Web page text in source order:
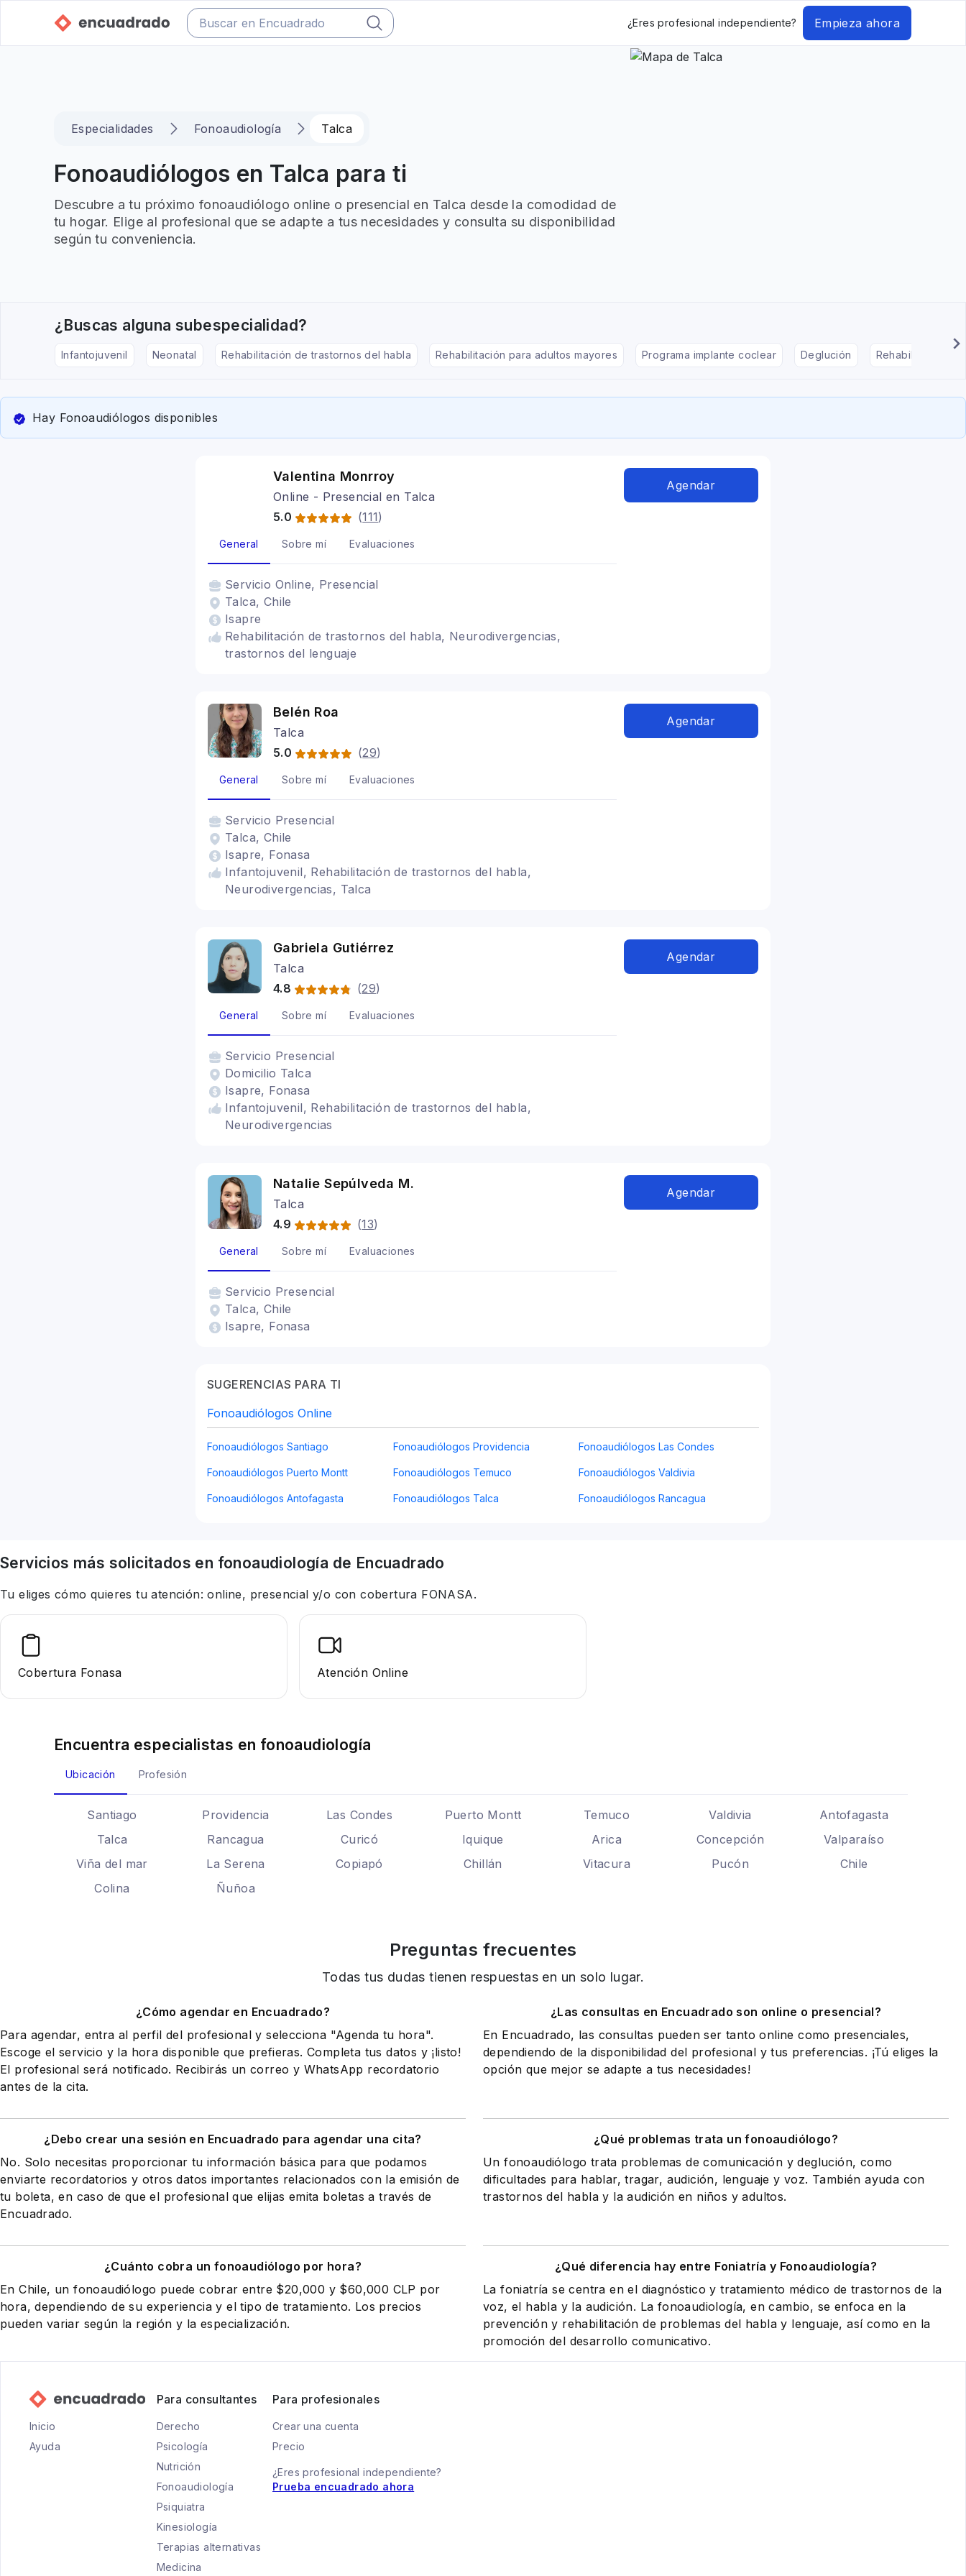
¿Eres profesional independiente? Empieza ahora
Especialidades Fonoaudiología Talca
Fonoaudiólogos en Talca para ti
Descubre a tu próximo fonoaudiólogo online o presencial en Talca desde la comodidad de
tu hogar. Elige al profesional que se adapte a tus necesidades y consulta su disponibilidad
según tu conveniencia.
¿Buscas alguna subespecialidad?
Infantojuvenil Neonatal Rehabilitación de trastornos del habla Rehabilitación para adultos mayores Programa implante coclear Deglución Rehabilitación
Hay Fonoaudiólogos disponibles
Valentina Monrroy
Online - Presencial en Talca
5.0
(111)
General Sobre mí Evaluaciones
Servicio Online, Presencial
Talca, Chile
Isapre
Rehabilitación de trastornos del habla, Neurodivergencias,
trastornos del lenguaje
Agendar
Belén Roa
Talca
5.0
(29)
General Sobre mí Evaluaciones
Servicio Presencial
Talca, Chile
Isapre, Fonasa
Infantojuvenil, Rehabilitación de trastornos del habla,
Neurodivergencias, Talca
Agendar
Gabriela Gutiérrez
Talca
4.8
(29)
General Sobre mí Evaluaciones
Servicio Presencial
Domicilio Talca
Isapre, Fonasa
Infantojuvenil, Rehabilitación de trastornos del habla,
Neurodivergencias
Agendar
Natalie Sepúlveda M.
Talca
4.9
(13)
General Sobre mí Evaluaciones
Servicio Presencial
Talca, Chile
Isapre, Fonasa
Agendar
SUGERENCIAS PARA TI
Fonoaudiólogos Online
Fonoaudiólogos Santiago Fonoaudiólogos Providencia Fonoaudiólogos Las Condes
Fonoaudiólogos Puerto Montt Fonoaudiólogos Temuco Fonoaudiólogos Valdivia
Fonoaudiólogos Antofagasta Fonoaudiólogos Talca Fonoaudiólogos Rancagua
Servicios más solicitados en fonoaudiología de Encuadrado
Tu eliges cómo quieres tu atención: online, presencial y/o con cobertura FONASA.
Cobertura Fonasa Atención Online
Encuentra especialistas en fonoaudiología
Ubicación Profesión
Santiago Providencia Las Condes Puerto Montt Temuco Valdivia
Antofagasta
Talca
Rancagua Curicó Iquique Arica Concepción
Valparaíso
Viña del mar
La Serena Copiapó Chillán Vitacura Pucón
Chile
Colina
Ñuñoa
Preguntas frecuentes
Todas tus dudas tienen respuestas en un solo lugar.
¿Cómo agendar en Encuadrado?
Para agendar, entra al perfil del profesional y selecciona "Agenda tu hora".
Escoge el servicio y la hora disponible que prefieras. Completa tus datos y ¡listo!
El profesional será notificado. Recibirás un correo y WhatsApp recordatorio
antes de la cita.
¿Las consultas en Encuadrado son online o presencial?
En Encuadrado, las consultas pueden ser tanto online como presenciales,
dependiendo de la disponibilidad del profesional y tus preferencias. ¡Tú eliges la
opción que mejor se adapte a tus necesidades!
¿Debo crear una sesión en Encuadrado para agendar una cita?
No. Solo necesitas proporcionar tu información básica para que podamos
enviarte recordatorios y otros datos importantes relacionados con la emisión de
tu boleta, en caso de que el profesional que elijas emita boletas a través de
Encuadrado.
¿Qué problemas trata un fonoaudiólogo?
Un fonoaudiólogo trata problemas de comunicación y deglución, como
dificultades para hablar, tragar, audición, lenguaje y voz. También ayuda con
trastornos del habla y la audición en niños y adultos.
¿Cuánto cobra un fonoaudiólogo por hora?
En Chile, un fonoaudiólogo puede cobrar entre $20,000 y $60,000 CLP por
hora, dependiendo de su experiencia y el tipo de tratamiento. Los precios
pueden variar según la región y la especialización.
¿Qué diferencia hay entre Foniatría y Fonoaudiología?
La foniatría se centra en el diagnóstico y tratamiento médico de trastornos de la
voz, el habla y la audición. La fonoaudiología, en cambio, se enfoca en la
prevención y rehabilitación de problemas del habla y lenguaje, así como en la
promoción del desarrollo comunicativo.
Inicio
Ayuda
Para consultantes
Derecho
Psicología
Nutrición
Fonoaudiología
Psiquiatra
Kinesiología
Terapias alternativas
Medicina
Para profesionales
Crear una cuenta
Precio
¿Eres profesional independiente?
Prueba encuadrado ahora